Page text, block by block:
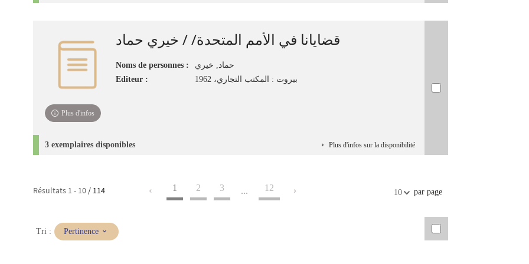
قضايانا في الأمم المتحدة/ / خيري حماد
Noms de personnes :
حماد, خيري
Editeur :
بيروت : المكتب التجاري، 1962
Plus d'infos
3 exemplaires disponibles Plus d'infos sur la disponibilité
Résultats 1 - 10 / 114 1 2 3 ... 12 10 par page
Tri :(MisePertinence